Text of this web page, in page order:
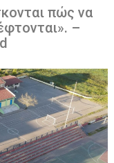
πώς να
–